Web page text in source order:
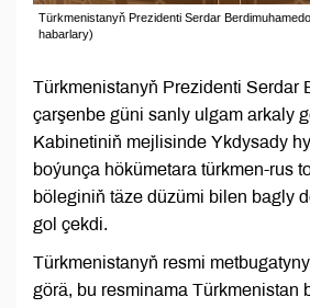
Türkmenistanyň Prezidenti Serdar
habarlary)
Türkmenistanyň Prezidenti Serdar
çarşenbe güni sanly ulgam arkaly
Kabinetiniň mejlisinde Ykdysady
boýunça hökümetara türkmen-rus
böleginiň täze düzümi bilen bagly
gol çekdi.
Türkmenistanyň resmi
görä, bu resminama Türkmenistan